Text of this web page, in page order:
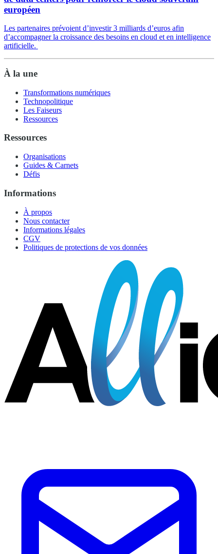
européen
Les partenaires prévoient d’investir 3 milliards d’euros afin
d’accompagner la croissance des besoins en cloud et en intelligence
artificielle.
À la une
Transformations numériques
Technopolitique
Les Faiseurs
Ressources
Ressources
Organisations
Guides & Carnets
Défis
Informations
À propos
Nous contacter
Informations légales
CGV
Politiques de protections de vos données